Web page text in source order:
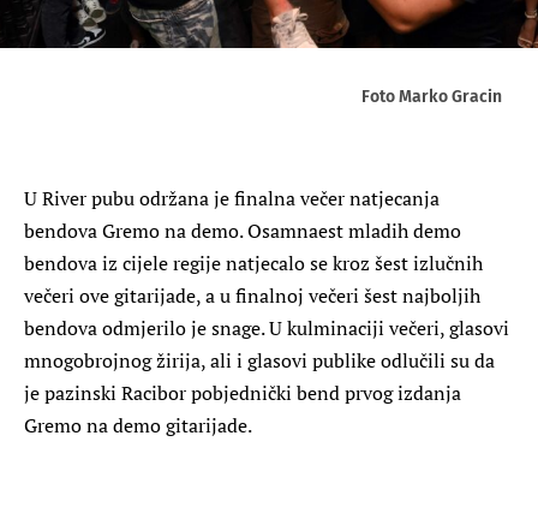
Foto Marko Gracin
U River pubu održana je finalna večer natjecanja
bendova Gremo na demo. Osamnaest mladih demo
bendova iz cijele regije natjecalo se kroz šest izlučnih
večeri ove gitarijade, a u finalnoj večeri šest najboljih
bendova odmjerilo je snage. U kulminaciji večeri, glasovi
mnogobrojnog žirija, ali i glasovi publike odlučili su da
je pazinski Racibor pobjednički bend prvog izdanja
Gremo na demo gitarijade.